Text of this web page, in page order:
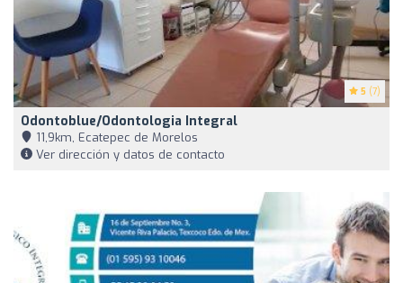
5 (7)
Odontoblue/odontologia Integral
11,9km, Ecatepec de Morelos
Ver dirección y datos de contacto